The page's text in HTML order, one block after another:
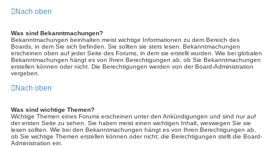
Nach oben
Was sind Bekanntmachungen?
Bekanntmachungen beinhalten meist wichtige Informationen zu dem Bereich des
Boards, in dem Sie sich befinden. Sie sollten sie stets lesen. Bekanntmachungen
erscheinen oben auf jeder Seite des Forums, in dem sie erstellt wurden. Wie bei globalen
Bekanntmachungen hängt es von Ihren Berechtigungen ab, ob Sie Bekanntmachungen
erstellen können oder nicht. Die Berechtigungen werden von der Board-Administration
vergeben.
Nach oben
Was sind wichtige Themen?
Wichtige Themen eines Forums erscheinen unter den Ankündigungen und sind nur auf
der ersten Seite zu sehen. Sie haben meist einen wichtigen Inhalt, weswegen Sie sie
lesen sollten. Wie bei den Bekanntmachungen hängt es von Ihren Berechtigungen ab,
ob Sie wichtige Themen erstellen können oder nicht; die Berechtigungen stellt die Board-
Administration ein.